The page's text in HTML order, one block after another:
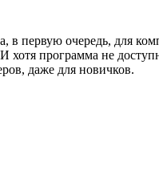
в первую очередь, для
хотя программа не
даже для новичков.